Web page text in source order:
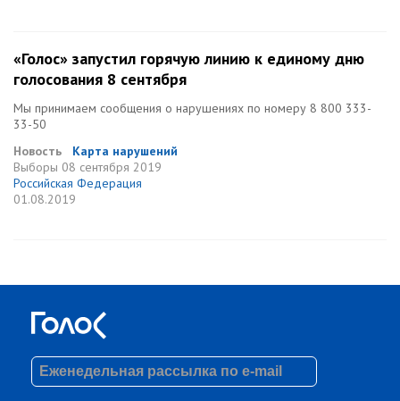
«Голос» запустил горячую линию к единому дню
голосования 8 сентября
Мы принимаем сообщения о нарушениях по номеру 8 800 333-
33-50
Новость
Карта нарушений
Выборы 08 сентября 2019
Российская Федерация
01.08.2019